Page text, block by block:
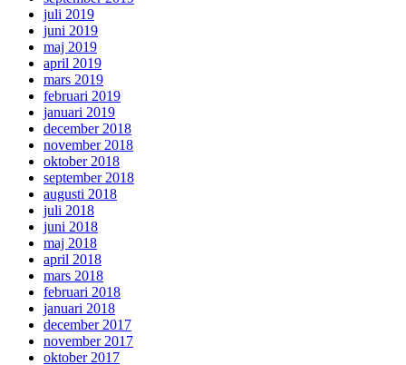
juli 2019
juni 2019
maj 2019
april 2019
mars 2019
februari 2019
januari 2019
december 2018
november 2018
oktober 2018
september 2018
augusti 2018
juli 2018
juni 2018
maj 2018
april 2018
mars 2018
februari 2018
januari 2018
december 2017
november 2017
oktober 2017